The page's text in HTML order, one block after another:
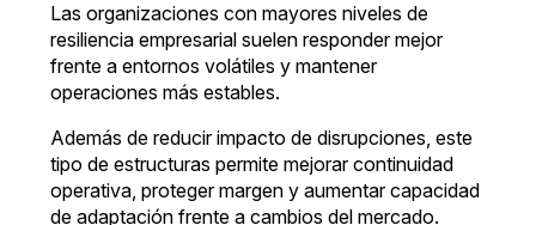
Las organizaciones con mayores niveles de
resiliencia empresarial suelen responder mejor
frente a entornos volátiles y mantener
operaciones más estables.
Además de reducir impacto de disrupciones, este
tipo de estructuras permite mejorar continuidad
operativa, proteger margen y aumentar capacidad
de adaptación frente a cambios del mercado.